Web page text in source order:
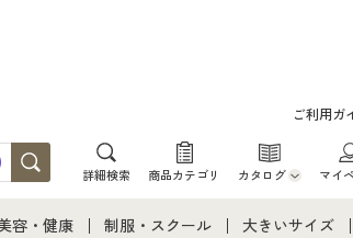
ご利用ガ
詳細検索 商品カテゴリ カタログ
カタログ・チラシからのご注文
マイ
容・健康 制服・スクール 大きいサイズ